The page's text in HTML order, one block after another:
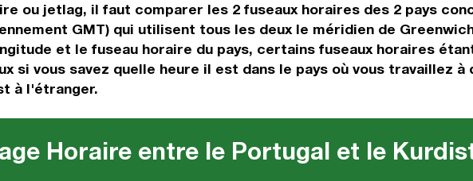
ou jetlag, il faut comparer les 2 fuseaux horaires des 2 pays
GMT) qui utilisent tous les deux le méridien de
et le fuseau horaire du pays, certains fuseaux horaires
si vous savez quelle heure il est dans le pays où vous travaillez à
à l'étranger.
Horaire entre le Portugal et le